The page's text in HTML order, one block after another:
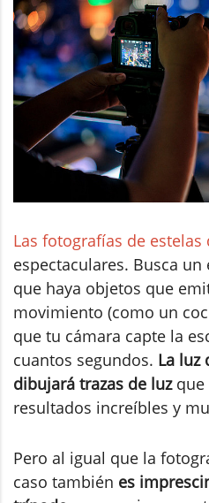
Las fotografías de estelas
espectaculares. Busca
que haya objetos que
movimiento (como un
que tu cámara capte la
cuantos segundos. La luz
dibujará trazas de luzque
resultados increíbles y
Pero al igual que la
caso también es